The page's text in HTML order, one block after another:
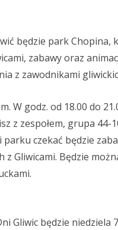
będzie park Chopina,
zabawy oraz
z zawodnikami
W godz. od 18.00 do
z zespołem, grupa
czekać będzie
Gliwicami. Będzie
Gliwic będzie niedziela